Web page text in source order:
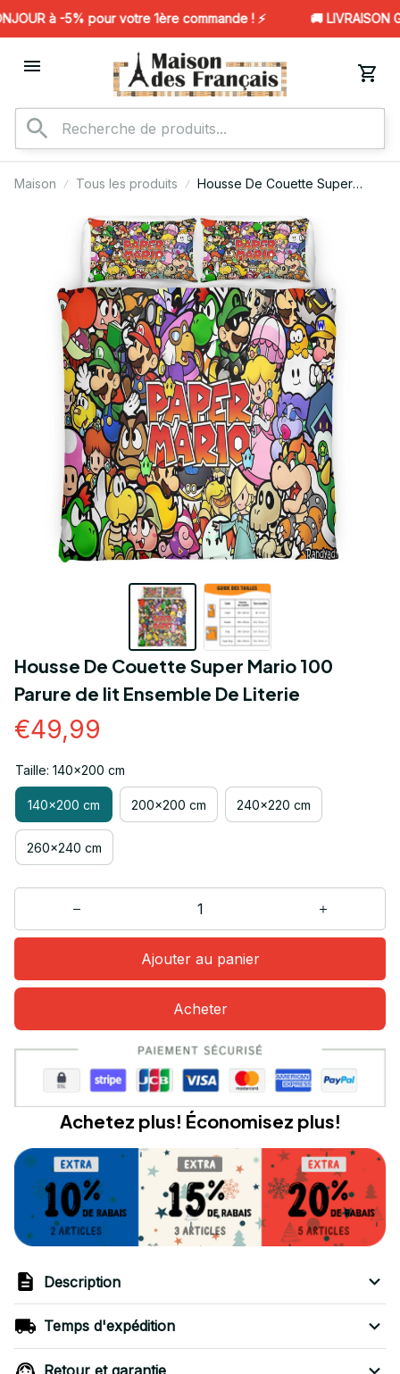
à -5% pour votre 1ère commande ! ⚡️ 🚚 LIVRAISON
Maison Tous les produits
Housse De Couette Super
Ensemble De Literie
Housse De Couette Super Mario 100
Parure de lit Ensemble De Literie
€49,99
Taille: 140x200 cm
140x200 cm 200x200 cm 240x220 cm
260x240 cm
Ajouter au panier
Acheter
Achetez plus! Économisez plus!
Description
Temps d'expédition